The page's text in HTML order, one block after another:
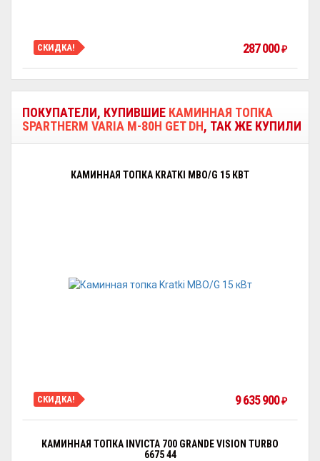
СКИДКА! 287 000₽
ПОКУПАТЕЛИ, КУПИВШИЕ КАМИННАЯ ТОПКА
SPARTHERM VARIA M-80H GET DH, ТАК ЖЕ КУПИЛИ
КАМИННАЯ ТОПКА KRATKI MBO/G 15 КВТ
СКИДКА! 9 635 900₽
КАМИННАЯ ТОПКА INVICTA 700 GRANDE VISION TURBO
6675 44